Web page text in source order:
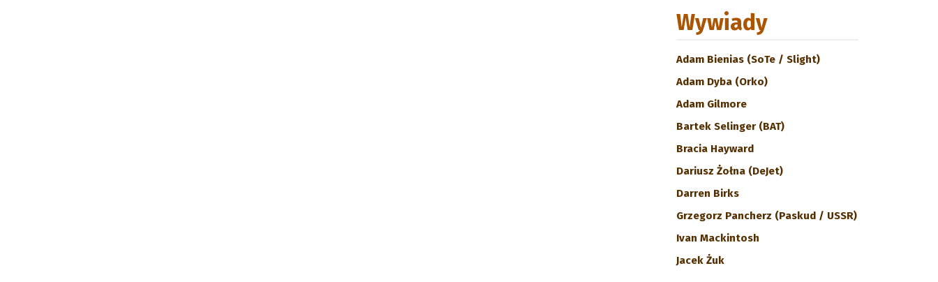
Wywiady
Adam Bienias (SoTe / Slight)
Adam Dyba (Orko)
Adam Gilmore
Bartek Selinger (BAT)
Bracia Hayward
Dariusz Żołna (DeJet)
Darren Birks
Grzegorz Pancherz (Paskud / USSR)
Ivan Mackintosh
Jacek Żuk